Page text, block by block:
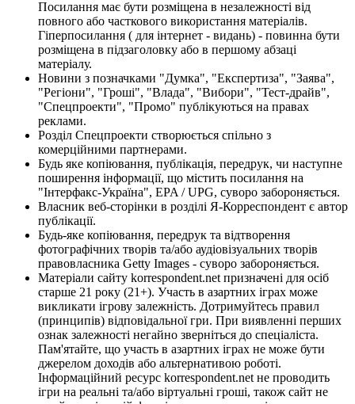
Посилання має бути розміщена в незалежності від
повного або часткового використання матеріалів.
Гіперпосилання ( для інтернет - видань) - повинна бути
розміщена в підзаголовку або в першому абзаці
матеріалу.
Новини з позначками "Думка", "Експертиза", "Заява",
"Регіони", "Гроші", "Влада", "Вибори", "Тест-драйв",
"Спецпроекти", "Промо" публікуються на правах
реклами.
Розділ Спецпроекти створюється спільно з
комерційними партнерами.
Будь яке копіювання, публікація, передрук, чи наступне
поширення інформації, що містить посилання на
"Інтерфакс-Україна", EPA / UPG, суворо забороняється.
Власник веб-сторінки в розділі Я-Корреспондент є автор
публікації.
Будь-яке копіювання, передрук та відтворення
фотографічних творів та/або аудіовізуальних творів
правовласника Getty Images - суворо забороняється.
Матеріали сайту korrespondent.net призначені для осіб
старше 21 року (21+). Участь в азартних іграх може
викликати ігрову залежність. Дотримуйтесь правил
(принципів) відповідальної гри. При виявленні перших
ознак залежності негайно зверніться до спеціаліста.
Пам'ятайте, що участь в азартних іграх не може бути
джерелом доходів або альтернативою роботі.
Інформаційний ресурс korrespondent.net не проводить
ігри на реальні та/або віртуальні гроші, також сайт не